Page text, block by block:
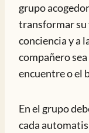
grupo
transformar su
conciencia y a
compañero
encuentre o el
En el grupo
cada